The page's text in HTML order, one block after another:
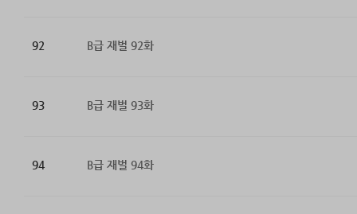
92 B급 재벌 92화
93 B급 재벌 93화
94 B급 재벌 94화